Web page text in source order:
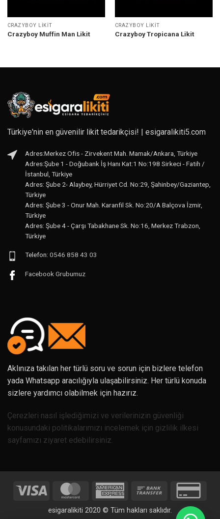
CRAZYBOY LIKIT
Crazyboy Muffin Man Likit
CRAZYBOY LIKIT
Crazyboy Tropicana Likit
Türkiye'nin en güvenilir likit tedarikçisi! | esigaralikiti5.com
Adres:Merkez Ofis - Zirvekent Mah. Mamak/Ankara, Türkiye
Adres:Şube 1 - Doğubank İş Hanı Kat:1 No:198 Sirkeci - Fatih /
İstanbul, Türkiye
Adres: Şube 2- Alaybey, Hürriyet Cd. No:29, Şahinbey/Gaziantep,
Türkiye
Adres: Şube 3 - Onur Mah. Karanfil Sk. No:20/A Balçova İzmir,
Türkiye
Adres: Şube 4 - Çarşı Tabakhane Sk. No:16, Merkez Trabzon,
Türkiye
Telefon: 0546 858 43 03
Facebook Grubumuz
Aklınıza takılan her türlü soru ve sorun için bizlere telefon
yada Whatsapp aracılığıyla ulaşabilirsiniz. Her türlü konuda
sizlere yardımcı olabilmek için hazırız.
Çerezleri nasıl işlediğimizi ve verilerinizin güvenliği
konusundaki politikalarımızı incelemek için gizlilik ilkesi
sayfamızı ziyaret edebilirsiniz.
MasterCard
American
Bank
Transfer
esigaralikiti 2020 © Tüm hakları saklıdır.